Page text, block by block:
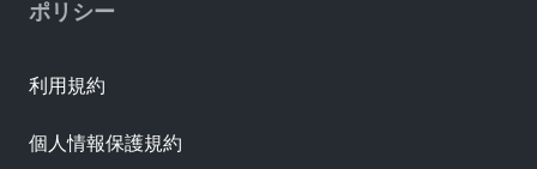
ポリシー
利用規約
個人情報保護規約